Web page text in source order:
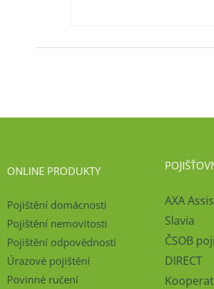
ONLINE PRODUKTY
Pojištění domácnosti
Pojištění nemovitosti
Pojištění odpovědnosti
Úrazové pojištění
Povinné ručení
AXA
Slavia
ČSOB
DIRECT